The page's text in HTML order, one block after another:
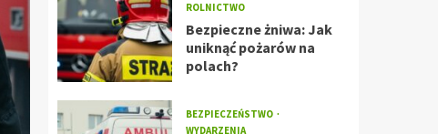
ROLNICTWO
Bezpieczne żniwa: Jak
uniknąć pożarów na
polach?
BEZPIECZEŃSTWO
WYDARZENIA